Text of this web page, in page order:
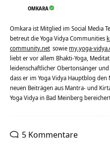
OMKARA
Omkara ist Mitglied im Social Media
betreut die Yoga Vidya Communities
community.net sowie my.yoga-
liebt er vor allem Bhakti-Yoga,
leidenschaftlicher Obertonsänger
dass er im Yoga Vidya Hauptblog
neuen Beiträgen aus Mantra- und
Yoga Vidya in Bad Meinberg
5 Kommentare